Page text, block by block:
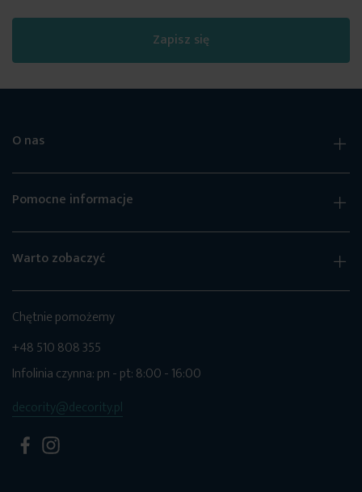
Zapisz się
O nas
Pomocne informacje
Warto zobaczyć
Chętnie pomożemy
+48 510 808 355
Infolinia czynna: pn - pt: 8:00 - 16:00
decority@decority.pl